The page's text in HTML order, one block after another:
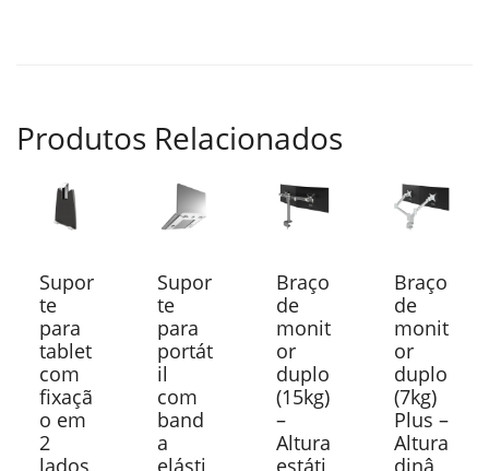
Produtos Relacionados
Supor
te
para
tablet
com
fixaçã
o em
2
Supor
te
para
portát
il
com
band
a
Braço
de
monit
or
duplo
(15kg)
–
Altura
Braço
de
monit
or
duplo
(7kg)
Plus –
Altura